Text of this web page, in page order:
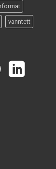
vanntett